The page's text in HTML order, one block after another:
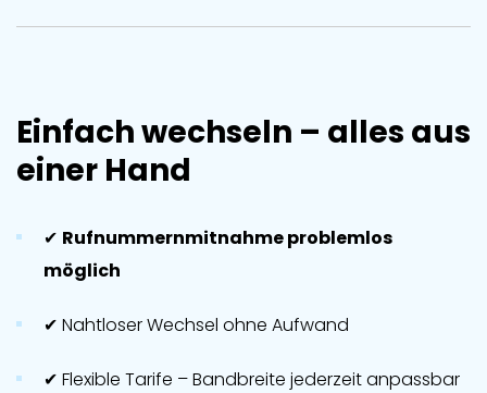
Einfach wechseln – alles aus
einer Hand
✔ Rufnummernmitnahme problemlos
möglich
✔ Nahtloser Wechsel ohne Aufwand
✔ Flexible Tarife – Bandbreite jederzeit anpassbar